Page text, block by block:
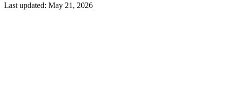
Last updated: May 21, 2026